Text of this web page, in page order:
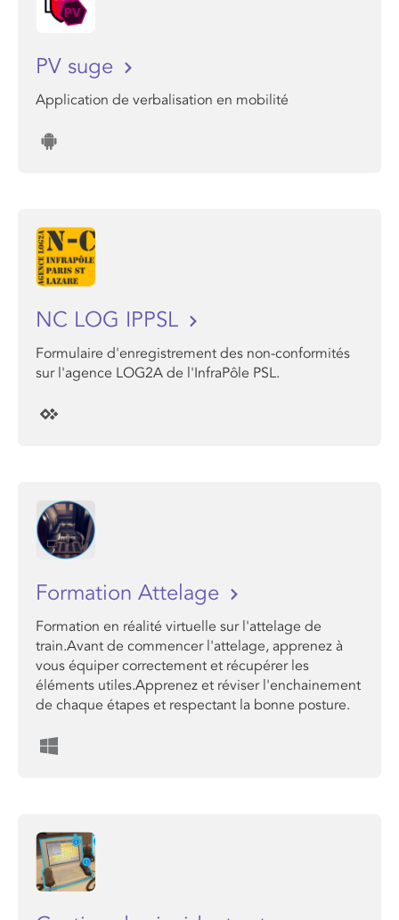
PV suge
Application de verbalisation en mobilité
NC LOG IPPSL
Formulaire d'enregistrement des non-conformités
sur l'agence LOG2A de l'InfraPôle PSL.
Formation Attelage
Formation en réalité virtuelle sur l'attelage de
train.Avant de commencer l'attelage, apprenez à
vous équiper correctement et récupérer les
éléments utiles.Apprenez et réviser l'enchainement
de chaque étapes et respectant la bonne posture.